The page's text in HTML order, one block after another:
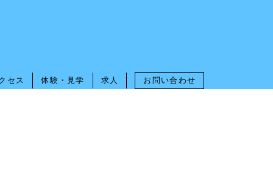
セス 体験・見学 求人 お問い合わせ